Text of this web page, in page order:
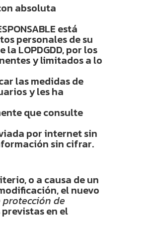
absoluta
está
personales de su
LOPDGDD, por los
y limitados a lo
las medidas de
y les ha
que consulte
por internet sin
sin cifrar.
o a causa de un
el nuevo
de
en el